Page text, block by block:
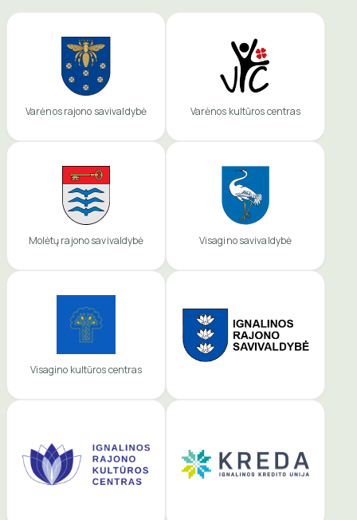
Varėnos rajono savivaldybė Varėnos kultūros centras
Molėtų rajono savivaldybė Visagino savivaldybė
Visagino kultūros centras